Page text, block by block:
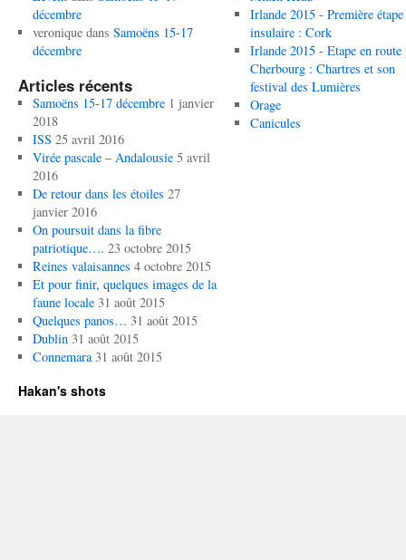
décembre
veroniquedans Samoëns 15-17
décembre
Articles récents
Samoëns 15-17 décembre 1 janvier
2018
ISS 25 avril 2016
Virée pascale – Andalousie 5 avril
2016
De retour dans les étoiles 27
janvier 2016
On poursuit dans la fibre
patriotique…. 23 octobre 2015
Reines valaisannes 4 octobre 2015
Et pour finir, quelques images de la
faune locale 31 août 2015
Quelques panos… 31 août 2015
Dublin 31 août 2015
Connemara 31 août 2015
Irlande 2015 - Première étape
insulaire : Cork
Irlande 2015 - Etape en route
Cherbourg : Chartres et son
festival des Lumières
Orage
Canicules
Hakan's shots